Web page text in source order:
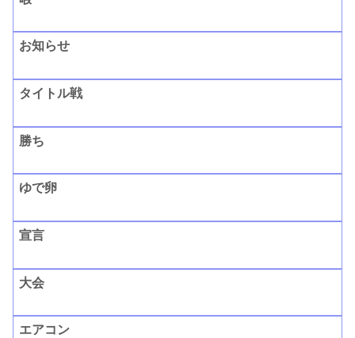
お知らせ
タイトル戦
勝ち
ゆで卵
宣言
大会
エアコン